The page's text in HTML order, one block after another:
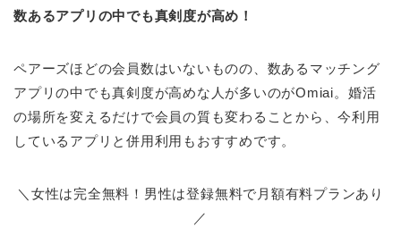
数あるアプリの中でも真剣度が高め！
ペアーズほどの会員数はいないものの、数あるマッチング
アプリの中でも真剣度が高めな人が多いのがOmiai。婚活
の場所を変えるだけで会員の質も変わることから、今利用
しているアプリと併用利用もおすすめです。
＼女性は完全無料！男性は登録無料で月額有料プランあり
／